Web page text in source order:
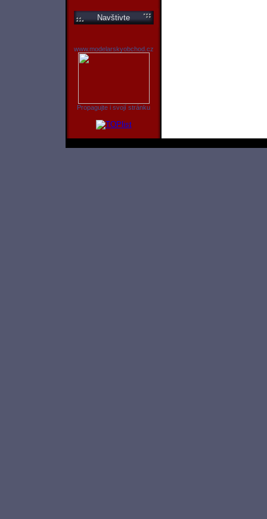
Navštivte
www.modelarskyobchod.cz
Propagujte i svojí stránku